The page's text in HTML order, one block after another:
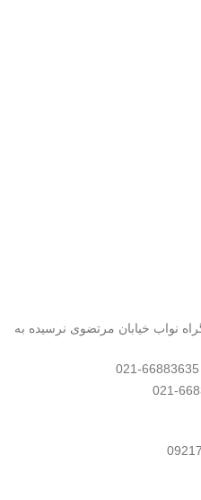
نواب خیابان مرتضوی نرسیده به